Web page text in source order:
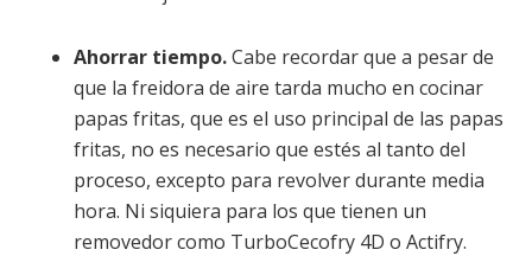
Ahorrar tiempo.Cabe recordar que a pesar de
que la freidora de aire tarda mucho en cocinar
papas fritas, que es el uso principal de las papas
fritas, no es necesario que estés al tanto del
proceso, excepto para revolver durante media
hora. Ni siquiera para los que tienen un
removedor como TurboCecofry 4D o Actifry.